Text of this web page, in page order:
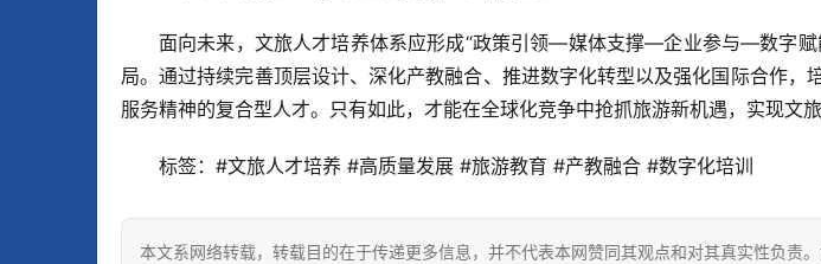
面向未来，文旅人才培养体系应形成“政策引领—媒体支撑—企业参与—数字
局。通过持续完善顶层设计、深化产教融合、推进数字化转型以及强化国际合作，
服务精神的复合型人才。只有如此，才能在全球化竞争中抢抓旅游新机遇，实现文旅
标签：#文旅人才培养 #高质量发展 #旅游教育 #产教融合 #数字化培训
本文系网络转载，转载目的在于传递更多信息，并不代表本网赞同其观点和对其真实性负责